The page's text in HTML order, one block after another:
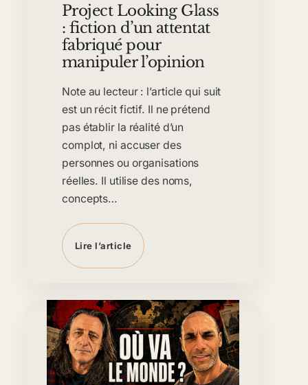
Project Looking Glass
: fiction d’un attentat
fabriqué pour
manipuler l’opinion
Note au lecteur : l’article qui suit
est un récit fictif. Il ne prétend
pas établir la réalité d’un
complot, ni accuser des
personnes ou organisations
réelles. Il utilise des noms,
concepts…
Lire l’article